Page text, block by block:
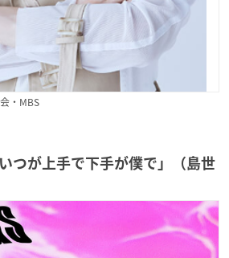
・MBS
つが上手で下手が僕で」（島世